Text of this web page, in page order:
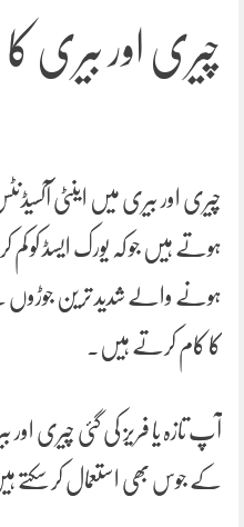
چیری اور بیری
چیری اور بیری میں اینٹی
ہوتے ہیں جو کہ یورک ایسڈ کو
ہونے والے شدید ترین
کا کام کرتے ہیں۔
آپ تازہ یا فریز کی گئی چیری اور
کے جوس بھی استعمال کر سکتے